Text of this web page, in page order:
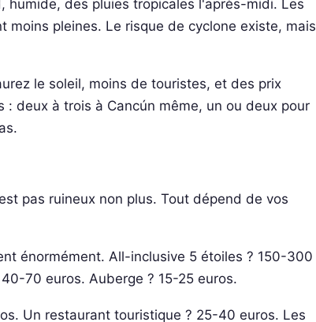
humide, des pluies tropicales l'après-midi. Les
pleines. Le risque de cyclone existe, mais
le soleil, moins de touristes, et des prix
deux à trois à Cancún même, un ou deux pour
pas ruineux non plus. Tout dépend de vos
énormément. All-inclusive 5 étoiles ? 150-300
70 euros. Auberge ? 15-25 euros.
Un restaurant touristique ? 25-40 euros. Les